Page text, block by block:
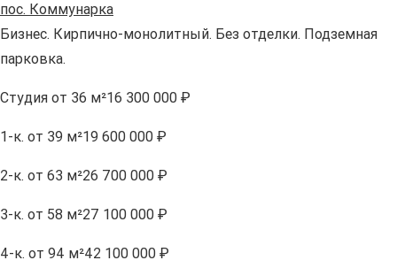
пос. Коммунарка
Бизнес. Кирпично-монолитный. Без отделки. Подземная
парковка.
Студия от 36 м²16 300 000 ₽
1-к. от 39 м²19 600 000 ₽
2-к. от 63 м²26 700 000 ₽
3-к. от 58 м²27 100 000 ₽
4-к. от 94 м²42 100 000 ₽